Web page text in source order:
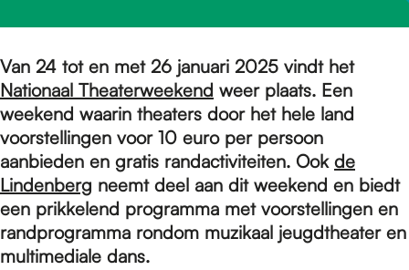
e
p
a
g
Van 24 tot en met 26 januari 2025 vindt het
Nationaal Theaterweekend weer plaats. Een
weekend waarin theaters door het hele land
voorstellingen voor 10 euro per persoon
aanbieden en gratis randactiviteiten. Ook de
Lindenberg neemt deel aan dit weekend en biedt
een prikkelend programma met voorstellingen en
randprogramma rondom muzikaal jeugdtheater en
multimediale dans.